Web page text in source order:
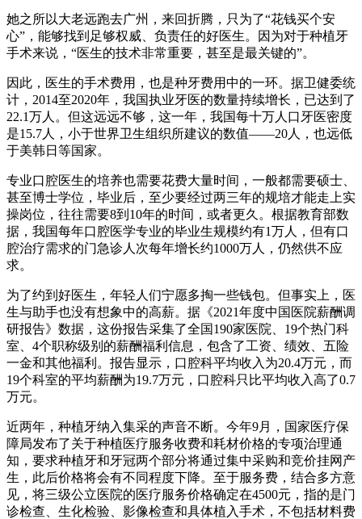
她之所以大老远跑去广州，来回折腾，只为了“花钱买个安
心”，能够找到足够权威、负责任的好医生。因为对于种植牙
手术来说，“医生的技术非常重要，甚至是最关键的”。
因此，医生的手术费用，也是种牙费用中的一环。据卫健委统
计，2014至2020年，我国执业牙医的数量持续增长，已达到了
22.1万人。但这远远不够，这一年，我国每十万人口牙医密度
是15.7人，小于世界卫生组织所建议的数值——20人，也远低
于美韩日等国家。
专业口腔医生的培养也需要花费大量时间，一般都需要硕士、
甚至博士学位，毕业后，至少要经过两三年的规培才能走上实
操岗位，往往需要8到10年的时间，或者更久。根据教育部数
据，我国每年口腔医学专业的毕业生规模约有1万人，但有口
腔治疗需求的门急诊人次每年增长约1000万人，仍然供不应
求。
为了约到好医生，年轻人们宁愿多掏一些钱包。但事实上，医
生与助手也没有想象中的高薪。据《2021年度中国医院薪酬调
研报告》数据，这份报告采集了全国190家医院、19个热门科
室、4个职称级别的薪酬福利信息，包含了工资、绩效、五险
一金和其他福利。报告显示，口腔科平均收入为20.4万元，而
19个科室的平均薪酬为19.7万元，口腔科只比平均收入高了0.7
万元。
近两年，种植牙纳入集采的声音不断。今年9月，国家医疗保
障局发布了关于种植医疗服务收费和耗材价格的专项治理通
知，要求种植牙和牙冠两个部分将通过集中采购和竞价挂网产
生，此后价格将会有不同程度下降。至于服务费，结合多方意
见，将三级公立医院的医疗服务价格确定在4500元，指的是门
诊检查、生化检验、影像检查和具体植入手术，不包括材料费